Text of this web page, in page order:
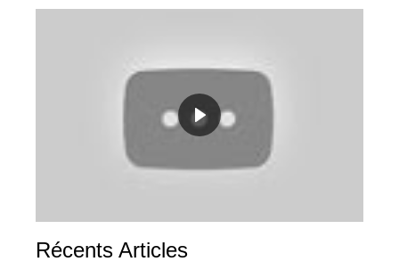
Récents Articles